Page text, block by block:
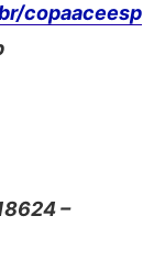
copaaceesp
–